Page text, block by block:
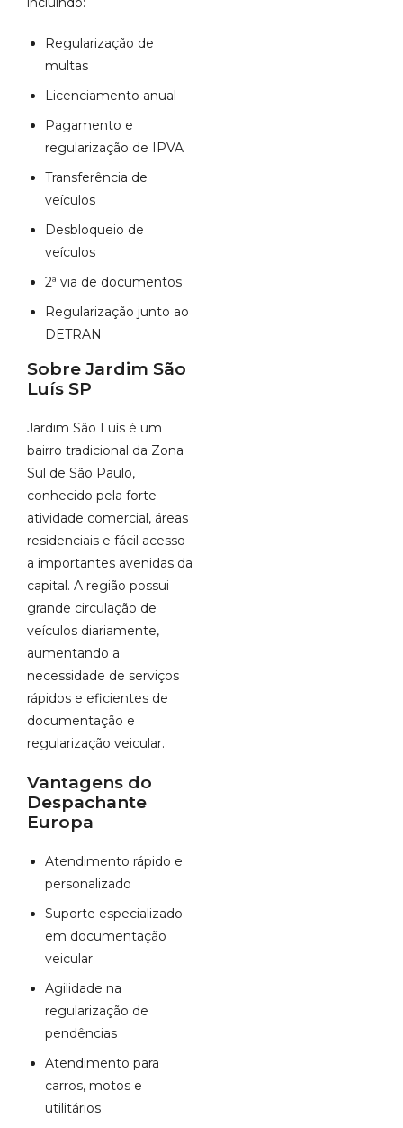
Regularização de
multas
Licenciamento anual
Pagamento e
regularização de IPVA
Transferência de
veículos
Desbloqueio de
veículos
2ª via de documentos
Regularização junto ao
DETRAN
Sobre Jardim São
Luís SP
Jardim São Luís é um
bairro tradicional da Zona
Sul de São Paulo,
conhecido pela forte
atividade comercial, áreas
residenciais e fácil acesso
a importantes avenidas da
capital. A região possui
grande circulação de
veículos diariamente,
aumentando a
necessidade de serviços
rápidos e eficientes de
documentação e
regularização veicular.
Vantagens do
Despachante
Europa
Atendimento rápido e
personalizado
Suporte especializado
em documentação
veicular
Agilidade na
regularização de
pendências
Atendimento para
carros, motos e
utilitários